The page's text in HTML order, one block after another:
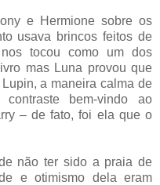
e Hermione sobre os
usava brincos feitos de
nos tocou como um dos
mas Luna provou que
a maneira calma de
bem-vindo ao
– de fato, foi ela que o
não ter sido a praia de
e otimismo dela eram